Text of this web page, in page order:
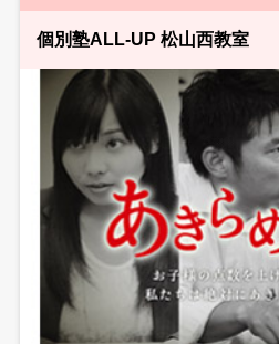
個別塾ALL-UP 松山西教室